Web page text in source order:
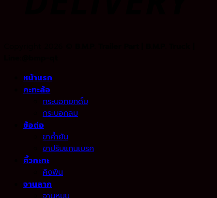
หน้าแรก
กะทะล้อ
กระบอกยกดั้ม
กระบอกลม
ข้อต่อ
ขาค้ำยัน
ขาปรับแกนเบรค
คิ้วกะทะ
คิงพิน
จานลาก